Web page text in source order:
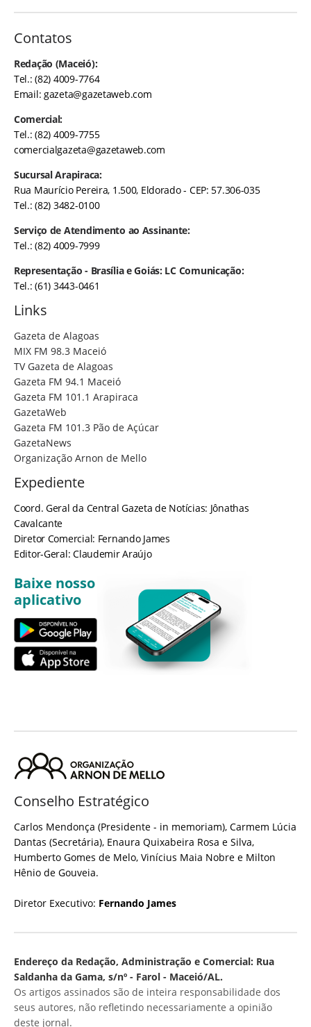
Contatos
Redação (Maceió):
Tel.: (82) 4009-7764
Email:gazeta@gazetaweb.com
Comercial:
Tel.: (82) 4009-7755
comercialgazeta@gazetaweb.com
Sucursal Arapiraca:
Rua Maurício Pereira, 1.500, Eldorado - CEP: 57.306-035
Tel.: (82) 3482-0100
Serviço de Atendimento ao Assinante:
Tel.: (82) 4009-7999
Representação - Brasília e Goiás: LC Comunicação:
Tel.: (61) 3443-0461
Links
Gazeta de Alagoas
MIX FM 98.3 Maceió
TV Gazeta de Alagoas
Gazeta FM 94.1 Maceió
Gazeta FM 101.1 Arapiraca
GazetaWeb
Gazeta FM 101.3 Pão de Açúcar
GazetaNews
Organização Arnon de Mello
Expediente
Coord. Geral da Central Gazeta de Notícias: Jônathas
Cavalcante
Diretor Comercial: Fernando James
Editor-Geral: Claudemir Araújo
Baixe nosso
aplicativo
Conselho Estratégico
Carlos Mendonça (Presidente - in memoriam), Carmem Lúcia
Dantas (Secretária), Enaura Quixabeira Rosa e Silva,
Humberto Gomes de Melo, Vinícius Maia Nobre e Milton
Hênio de Gouveia.
Diretor Executivo: Fernando James
Endereço da Redação, Administração e Comercial: Rua
Saldanha da Gama, s/nº - Farol - Maceió/AL.
Os artigos assinados são de inteira responsabilidade dos
seus autores, não refletindo necessariamente a opinião
deste jornal.